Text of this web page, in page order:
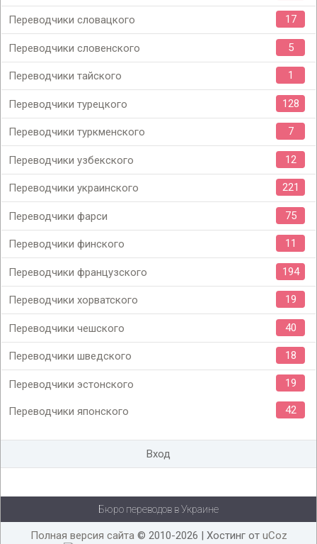
Переводчики словацкого 17
Переводчики словенского 5
Переводчики тайского 1
Переводчики турецкого 128
Переводчики туркменского 7
Переводчики узбекского 12
Переводчики украинского 221
Переводчики фарси 75
Переводчики финского 11
Переводчики французского 194
Переводчики хорватского 19
Переводчики чешского 40
Переводчики шведского 18
Переводчики эстонского 19
Переводчики японского 42
Вход
Бюро переводов в Украине
Полная версия сайта© 2010-2026 | Хостинг от uCoz